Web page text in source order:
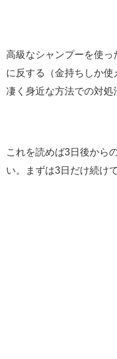
高級なシャンプーを使
に反する（金持ちしか使
凄く身近な方法での対処
これを読めば3日後から
い。まずは3日だけ続け